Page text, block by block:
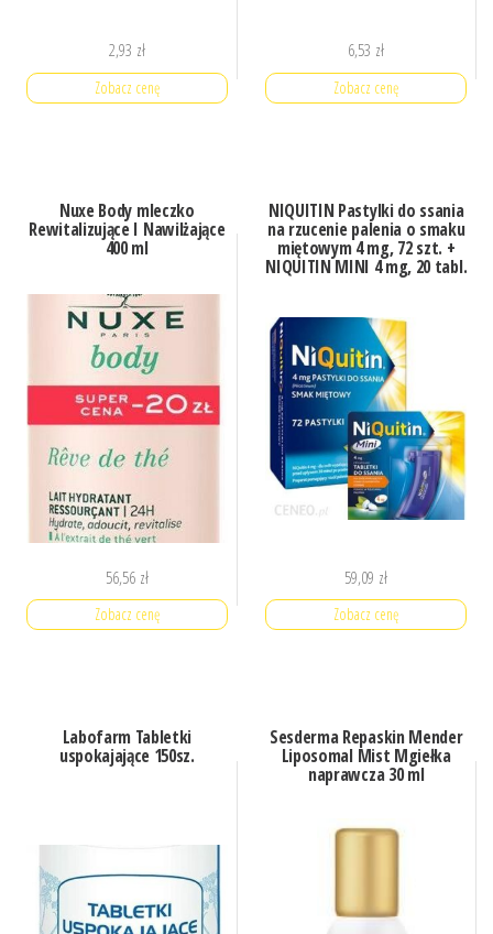
2,93 zł
Zobacz cenę
6,53 zł
Zobacz cenę
Nuxe Body mleczko
Rewitalizujące I Nawilżające
400 ml
56,56 zł
Zobacz cenę
NIQUITIN Pastylki do ssania
na rzucenie palenia o smaku
miętowym 4 mg, 72 szt. +
NIQUITIN MINI 4 mg, 20 tabl.
59,09 zł
Zobacz cenę
Labofarm Tabletki
uspokajające 150sz.
Sesderma Repaskin Mender
Liposomal Mist Mgiełka
naprawcza 30 ml